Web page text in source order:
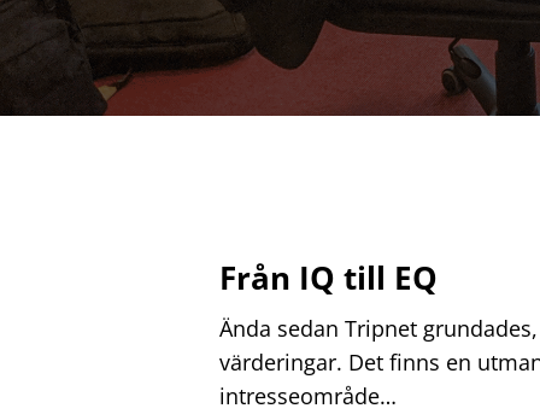
Från IQ till EQ
Ända sedan Tripnet
värderingar. Det finns en
intresseområde…